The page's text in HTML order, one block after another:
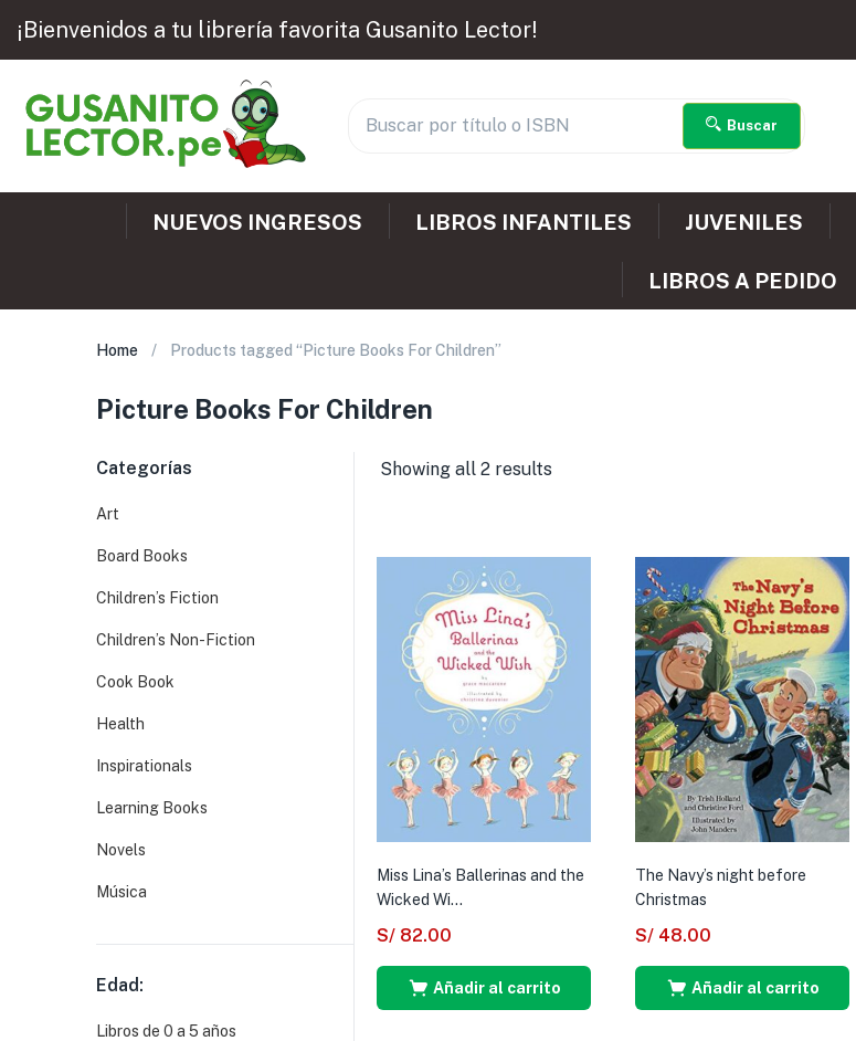
¡Bienvenidos a tu librería favorita Gusanito Lector!
Buscar
NUEVOS INGRESOS LIBROS INFANTILES JUVENILES
LIBROS A PEDIDO
Home Products tagged “Picture Books For Children”
Picture Books For Children
Showing all 2 results
Miss Lina’s Ballerinas and the
Wicked Wi...
S/ 82.00
Añadir al carrito
The Navy’s night before
Christmas
S/ 48.00
Añadir al carrito
Categorías
Art
Board Books
Children’s Fiction
Children’s Non-Fiction
Cook Book
Health
Inspirationals
Learning Books
Novels
Música
Edad:
Libros de 0 a 5 años